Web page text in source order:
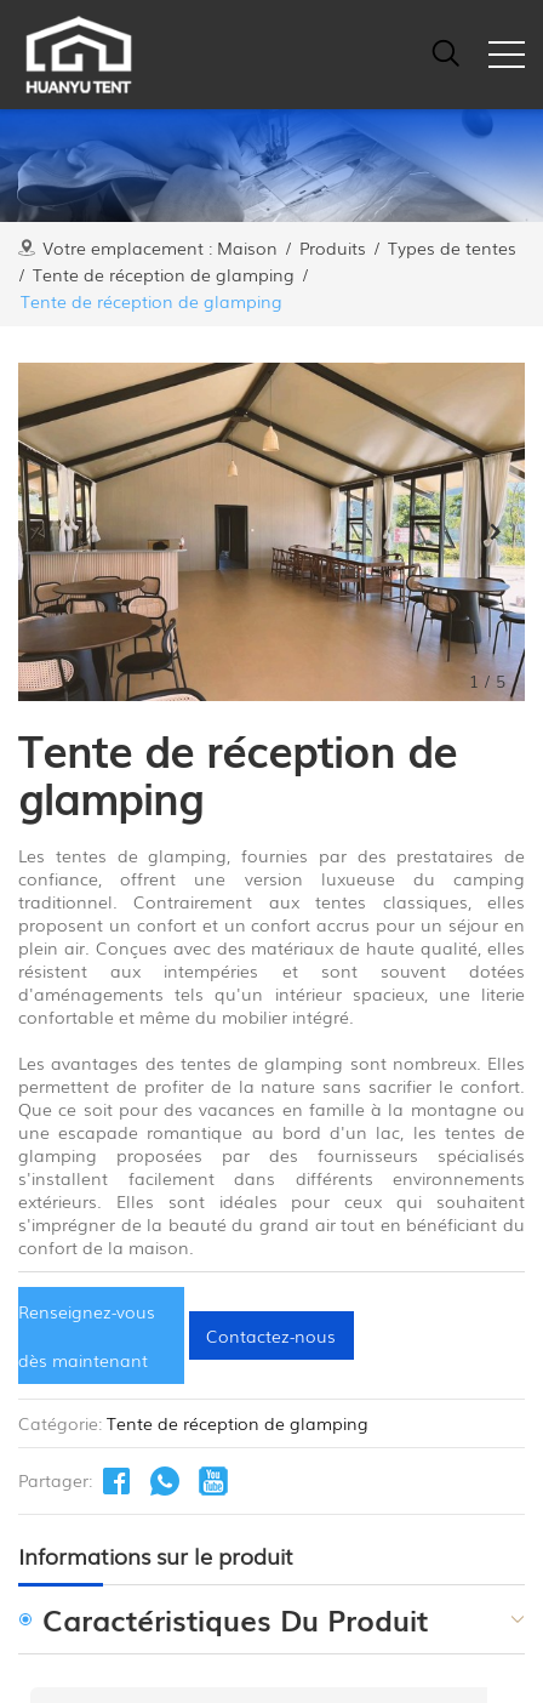
Votre emplacement : Maison / Produits / Types de tentes
/ Tente de réception de glamping /
Tente de réception de glamping
Tente de réception de
glamping
Les tentes de glamping, fournies par des prestataires de
confiance, offrent une version luxueuse du camping
traditionnel. Contrairement aux tentes classiques, elles
proposent un confort et un confort accrus pour un séjour en
plein air. Conçues avec des matériaux de haute qualité, elles
résistent aux intempéries et sont souvent dotées
d'aménagements tels qu'un intérieur spacieux, une literie
confortable et même du mobilier intégré.
Les avantages des tentes de glamping sont nombreux. Elles
permettent de profiter de la nature sans sacrifier le confort.
Que ce soit pour des vacances en famille à la montagne ou
une escapade romantique au bord d'un lac, les tentes de
glamping proposées par des fournisseurs spécialisés
s'installent facilement dans différents environnements
extérieurs. Elles sont idéales pour ceux qui souhaitent
s'imprégner de la beauté du grand air tout en bénéficiant du
confort de la maison.
Renseignez-vous
dès maintenant
Contactez-nous
Catégorie: Tente de réception de glamping
Partager:
1 / 5
Informations sur le produit
Caractéristiques Du Produit